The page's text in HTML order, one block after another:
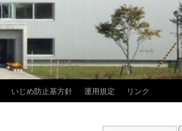
いじめ防止基方針 運用規定 リンク